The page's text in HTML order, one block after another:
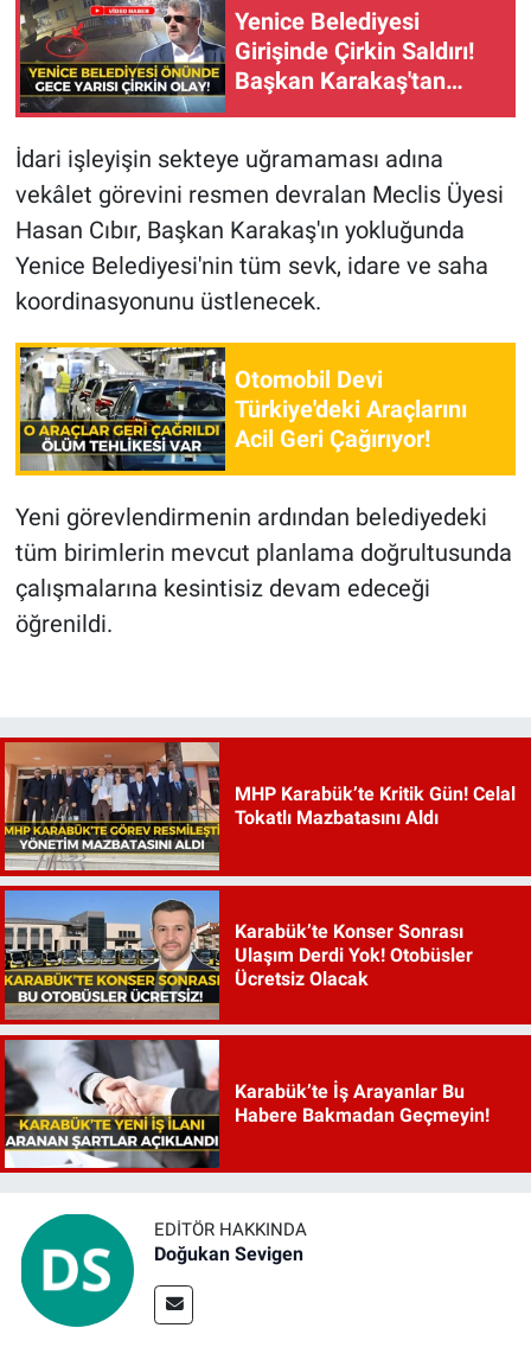
Yenice Belediyesi
Girişinde Çirkin Saldırı!
Başkan Karakaş'tan
İdari işleyişin sekteye uğramaması adına
vekâlet görevini resmen devralan Meclis Üyesi
Hasan Cıbır, Başkan Karakaş'ın yokluğunda
Yenice Belediyesi'nin tüm sevk, idare ve saha
koordinasyonunu üstlenecek.
Otomobil Devi
Türkiye'deki Araçlarını
Acil Geri Çağırıyor!
Yeni görevlendirmenin ardından belediyedeki
tüm birimlerin mevcut planlama doğrultusunda
çalışmalarına kesintisiz devam edeceği
öğrenildi.
MHP Karabük’te Kritik Gün! Celal
Tokatlı Mazbatasını Aldı
Karabük’te Konser Sonrası
Ulaşım Derdi Yok! Otobüsler
Ücretsiz Olacak
Karabük’te İş Arayanlar Bu
Habere Bakmadan Geçmeyin!
EDITÖR HAKKINDA
Doğukan Sevigen